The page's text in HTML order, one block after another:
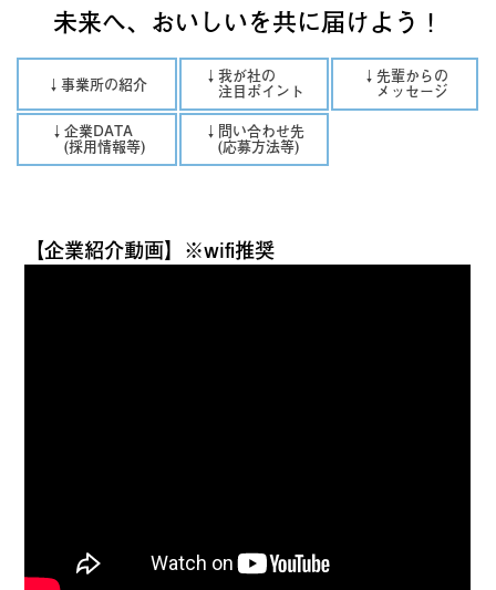
未来へ、おいしいを共に届けよう！
↓事業所の紹介 ↓我が社の
注目ポイント
↓先輩からの
メッセージ
↓企業DATA
(採用情報等)
↓問い合わせ先
(応募方法等)
【企業紹介動画】※wifi推奨